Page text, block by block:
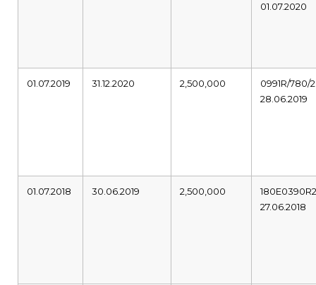
01.07.2020
01.07.2019 31.12.2020 2,500,000
0991R/780/
28.06.2019
01.07.2018 30.06.2019 2,500,000
27.06.2018